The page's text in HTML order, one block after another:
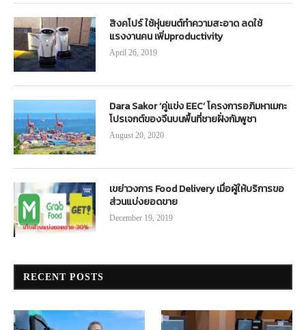
สิงคโปร์ ใช้หุ่นยนต์ทำความสะอาด ลดใช้
แรงงานคน เพิ่มproductivity
April 26, 2019
Dara Sakor ‘คู่แข่ง EEC’ โครงการอภิมหาเมกะ
โปรเจกต์ของจีนบนพื้นที่ชายฝั่งกัมพูชา
August 20, 2020
เขย่าวงการ Food Delivery เมื่อผู้ให้บริการขอ
ส่วนแบ่งยอดขาย
December 19, 2019
RECENT POSTS